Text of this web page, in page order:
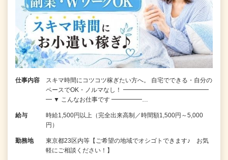
仕事内容
スキマ時間にコツコツ稼ぎたい方へ。 自宅でできる・自分の
ペースでOK・ノルマなし！ ━━━━━━━━━━━━━━
━ ▼ こんなお仕事です ━━━━━…
給与
時給1,500円以上（完全出来高制／時間額1,500円～5,000
円）
勤務地
東京都23区内等【ご希望の地域でオシゴトできます♪ お気
軽にご相談ください！】